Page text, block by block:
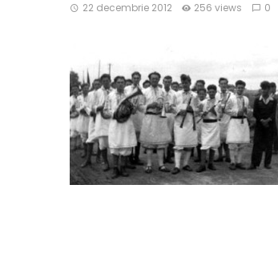
22 decembrie 2012 256 views 0